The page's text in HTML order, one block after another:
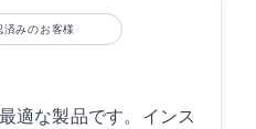
済みのお客様
適な製品です。インス